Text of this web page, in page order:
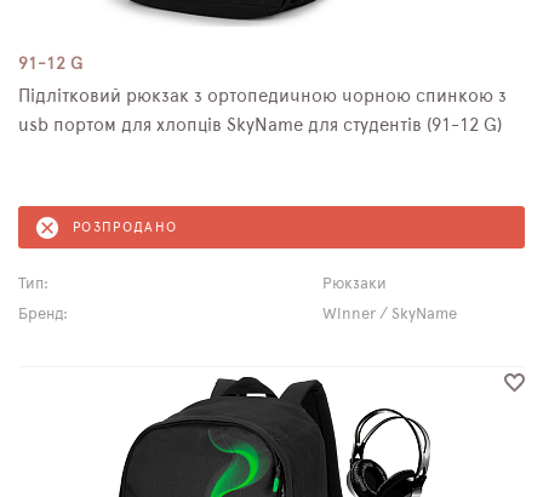
91-12 G
Підлітковий рюкзак з ортопедичною чорною спинкою з
usb портом для хлопців SkyName для студентів (91-12 G)
РОЗПРОДАНО
Тип:
Рюкзаки
Бренд:
Winner / SkyName